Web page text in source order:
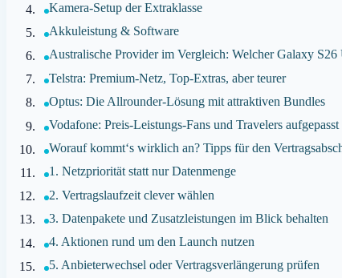
Kamera-Setup der Extraklasse
Akkuleistung & Software
Australische Provider im Vergleich: Welcher Galaxy S26
Telstra: Premium-Netz, Top-Extras, aber teurer
Optus: Die Allrounder-Lösung mit attraktiven Bundles
Vodafone: Preis-Leistungs-Fans und Travelers aufgepasst
Worauf kommt‘s wirklich an? Tipps für den
1. Netzpriorität statt nur Datenmenge
2. Vertragslaufzeit clever wählen
3. Datenpakete und Zusatzleistungen im Blick behalten
4. Aktionen rund um den Launch nutzen
5. Anbieterwechsel oder Vertragsverlängerung prüfen